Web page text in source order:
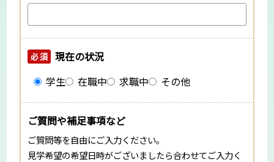
必須
現在の状況
学生
在職中 求職中 その他
ご質問や補足事項など
ご質問等を自由にご入力ください。
見学希望の希望日時がございましたら合わせてご入力く